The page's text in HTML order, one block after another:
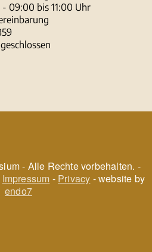
09:00 bis 11:00 Uhr
972 859
- Alle Rechte vorbehalten. -
Impressum - Privacy - website by
endo7